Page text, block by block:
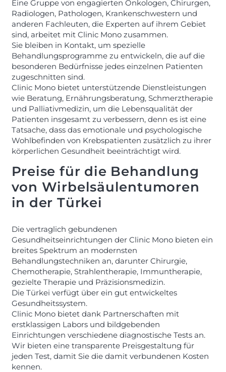
Eine Gruppe von engagierten Onkologen, Chirurgen,
Radiologen, Pathologen, Krankenschwestern und
anderen Fachleuten, die Experten auf ihrem Gebiet
sind, arbeitet mit Clinic Mono zusammen.
Sie bleiben in Kontakt, um spezielle
Behandlungsprogramme zu entwickeln, die auf die
besonderen Bedürfnisse jedes einzelnen Patienten
zugeschnitten sind.
Clinic Mono bietet unterstützende Dienstleistungen
wie Beratung, Ernährungsberatung, Schmerztherapie
und Palliativmedizin, um die Lebensqualität der
Patienten insgesamt zu verbessern, denn es ist eine
Tatsache, dass das emotionale und psychologische
Wohlbefinden von Krebspatienten zusätzlich zu ihrer
körperlichen Gesundheit beeinträchtigt wird.
Preise für die Behandlung
von Wirbelsäulentumoren
in der Türkei
Die vertraglich gebundenen
Gesundheitseinrichtungen der Clinic Mono bieten ein
breites Spektrum an modernsten
Behandlungstechniken an, darunter Chirurgie,
Chemotherapie, Strahlentherapie, Immuntherapie,
gezielte Therapie und Präzisionsmedizin.
Die Türkei verfügt über ein gut entwickeltes
Gesundheitssystem.
Clinic Mono bietet dank Partnerschaften mit
erstklassigen Labors und bildgebenden
Einrichtungen verschiedene diagnostische Tests an.
Wir bieten eine transparente Preisgestaltung für
jeden Test, damit Sie die damit verbundenen Kosten
kennen.